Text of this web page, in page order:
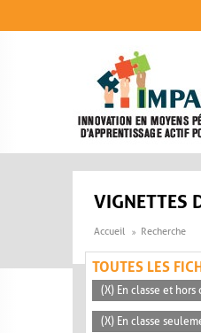
VIGNETTES
Accueil Recherche
TOUTES LES
(X) En classe et hors
(X) En classe